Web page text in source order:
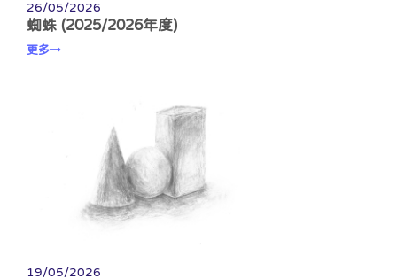
26/05/2026
蜘蛛 (2025/2026年度)
更多
19/05/2026